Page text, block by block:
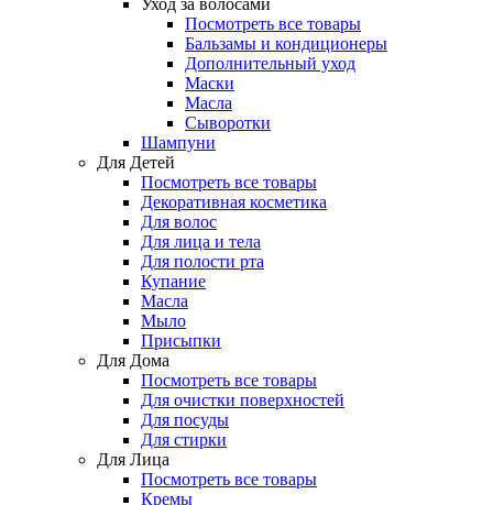
Уход за волосами
Посмотреть все товары
Бальзамы и кондиционеры
Дополнительный уход
Маски
Масла
Сыворотки
Шампуни
Для Детей
Посмотреть все товары
Декоративная косметика
Для волос
Для лица и тела
Для полости рта
Купание
Масла
Мыло
Присыпки
Для Дома
Посмотреть все товары
Для очистки поверхностей
Для посуды
Для стирки
Для Лица
Посмотреть все товары
Кремы